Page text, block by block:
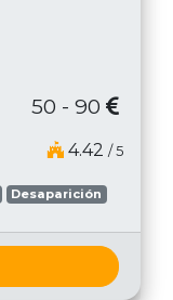
50 - 90
4.42 / 5
Desaparición